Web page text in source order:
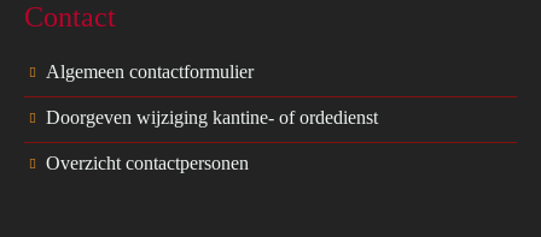
Contact
Algemeen contactformulier
Doorgeven wijziging kantine- of ordedienst
Overzicht contactpersonen